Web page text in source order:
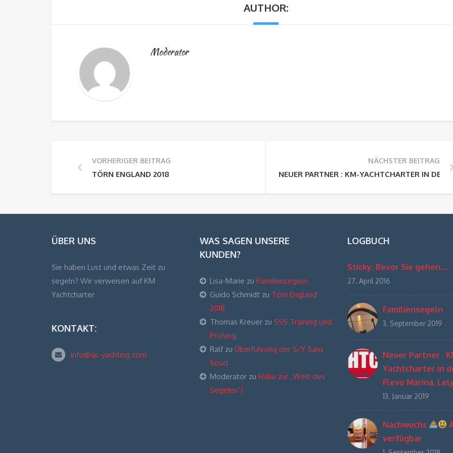
AUTHOR:
Moderator
VORHERIGER BEITRAG
TÖRN ENGLAND 2018
NÄCHSTER BEITRAG
NEUER PARTNER : KM-YACHTCHARTER IN DER
ÜBER UNS
Sie haben Lust und etwas Zeit zu
segeln? Wir verweisen auf KM
Yachtcharter
KONTAKT:
info@qc-yachting.com
WAS SAGEN UNSERE
KUNDEN?
Lisa-Marie zu Familiensegeln
Guido Schmidt zu Törn England
2018
Thomas Kreuerzu SSS Training und
Prüfung
Ralfzu Überführung der S/Y Sans
Souci
Moderatorzu Hallo zur „Welt des
Segelns“!
LOGBUCH
Sticky: Bevor Sie gehen….
27. April 2016
Familiensegeln
3. September 2019
Neuer Partner :
Yachtcharter in
Flevo Marina,
13. Januar 2019
Nachwuchs
verfügbar